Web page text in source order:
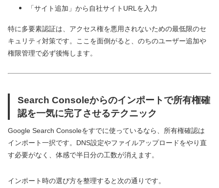
「サイト追加」から自社サイトURLを入力
特に多要素認証は、アクセス権を悪用されないための最低限のセ
キュリティ対策です。ここを面倒がると、のちのユーザー追加や
権限管理で必ず後悔します。
Search Consoleからのインポートで所有権確
認を一気に完了させるテクニック
Google Search Consoleをすでに使っているなら、所有権確認は
インポート一択です。DNS設定やファイルアップロードをやり直
す必要がなく、体感で半日分の工数が消えます。
インポート時の選び方を整理すると次の通りです。